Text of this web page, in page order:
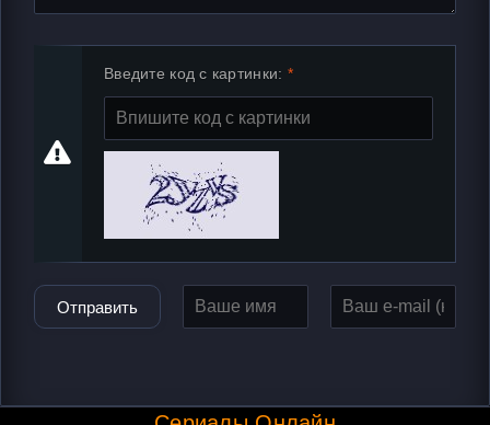
Введите код с картинки:
Отправить